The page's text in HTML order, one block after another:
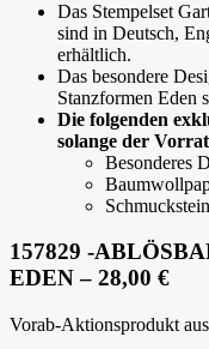
Das Stempelset
sind in Deutsch,
erhältlich.
Das besondere
Stanzformen Eden
Die folgenden
solange der
Besonderes
157829 -
EDEN – 28,00 €
Vorab-Aktionsprodukt